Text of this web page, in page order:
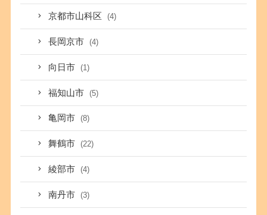
京都市山科区 (4)
長岡京市 (4)
向日市 (1)
福知山市 (5)
亀岡市 (8)
舞鶴市 (22)
綾部市 (4)
南丹市 (3)